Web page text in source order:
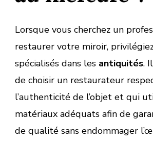
Lorsque vous cherchez un
restaurer votre miroir,
spécialisés dans les antiquités.
de choisir un restaurateur
l’authenticité de l’objet et qui
matériaux adéquats afin de
de qualité sans endommager